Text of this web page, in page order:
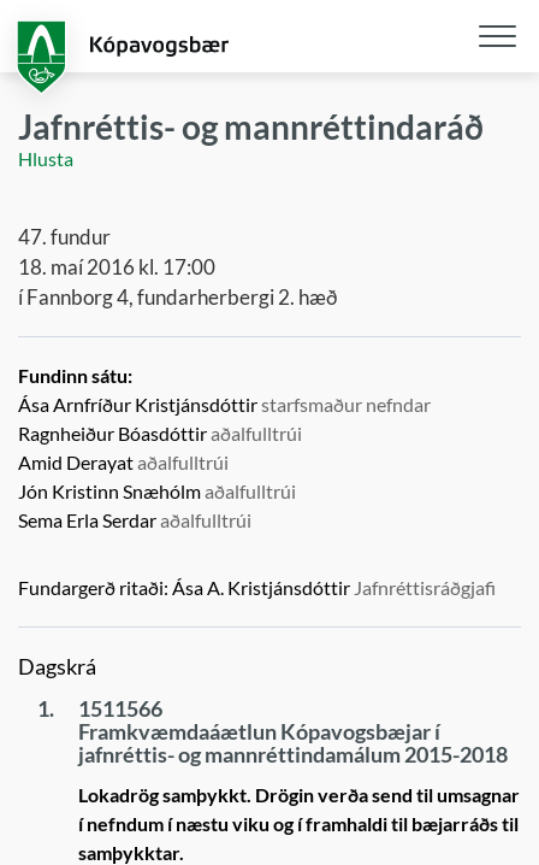
aðalefni
Jafnréttis- og mannréttindaráð
Hlusta
47. fundur
18. maí 2016 kl. 17:00
í Fannborg 4, fundarherbergi 2. hæð
Fundinn sátu:
Ása Arnfríður Kristjánsdóttirstarfsmaður nefndar
Ragnheiður Bóasdóttiraðalfulltrúi
Amid Derayataðalfulltrúi
Jón Kristinn Snæhólmaðalfulltrúi
Sema Erla Serdaraðalfulltrúi
Fundargerð ritaði: Ása A. Kristjánsdóttir Jafnréttisráðgjafi
Dagskrá
1.
1511566
Framkvæmdaáætlun Kópavogsbæjar í
jafnréttis- og mannréttindamálum 2015-2018
Lokadrög samþykkt. Drögin verða send til umsagnar
í nefndum í næstu viku og í framhaldi til bæjarráðs til
samþykktar.
Opna
loka